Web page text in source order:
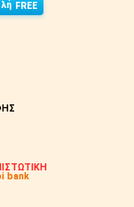
FREE
bank